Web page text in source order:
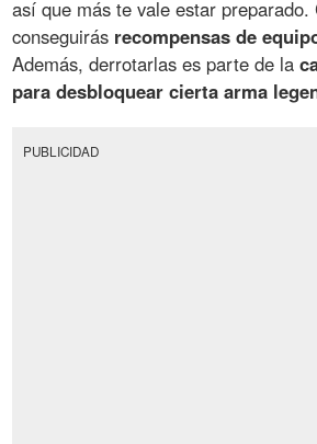
así que más te vale estar preparado.
conseguirás recompensas de
Además, derrotarlas es parte de la
para desbloquear cierta arma
PUBLICIDAD